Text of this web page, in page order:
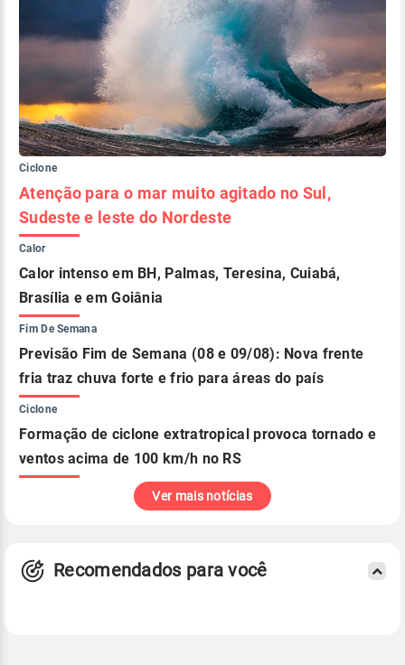
Ciclone
Atenção para o mar muito agitado no Sul,
Sudeste e leste do Nordeste
Calor
Calor intenso em BH, Palmas, Teresina, Cuiabá,
Brasília e em Goiânia
Fim De Semana
Previsão Fim de Semana (08 e 09/08): Nova frente
fria traz chuva forte e frio para áreas do país
Ciclone
Formação de ciclone extratropical provoca tornado e
ventos acima de 100 km/h no RS
Ver mais notícias
Recomendados para você